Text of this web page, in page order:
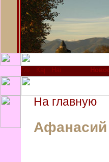
На главную
Афанасий